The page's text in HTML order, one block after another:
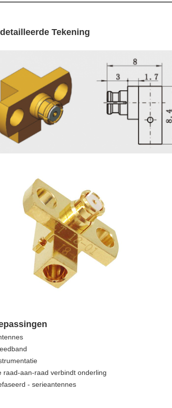
Tekening
raad-aan-raad verbindt onderling
- serieantennes